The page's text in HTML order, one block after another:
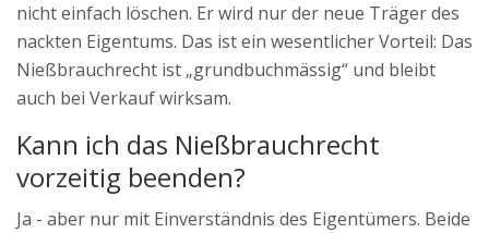
nicht einfach löschen. Er wird nur der neue Träger des
nackten Eigentums. Das ist ein wesentlicher Vorteil: Das
Nießbrauchrecht ist „grundbuchmässig“ und bleibt
auch bei Verkauf wirksam.
Kann ich das Nießbrauchrecht
vorzeitig beenden?
Ja - aber nur mit Einverständnis des Eigentümers. Beide